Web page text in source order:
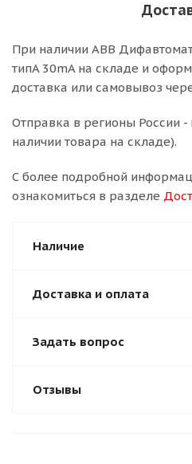
При наличии ABB
типA 30mA на складе и
доставка или самовывоз
Отправка в регионы России -
наличии товара на складе).
С более подробной
ознакомиться в разделе
Наличие
Доставка и оплата
Задать вопрос
Отзывы